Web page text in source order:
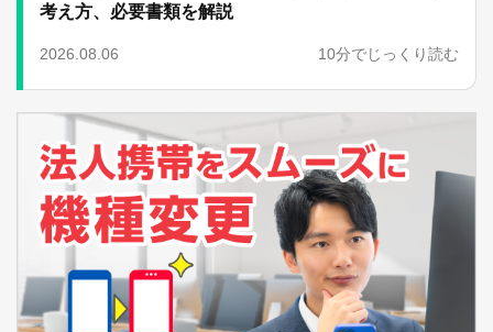
考え方、必要書類を解説
2026.08.06 10分でじっくり読む